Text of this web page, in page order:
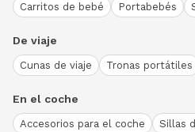
Carritos de bebé
Portabebés
De viaje
Cunas de viaje Tronas portátiles
En el coche
Accesorios para el coche Sillas